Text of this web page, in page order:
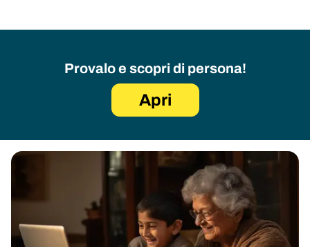
Provalo e scopri di persona!
Apri